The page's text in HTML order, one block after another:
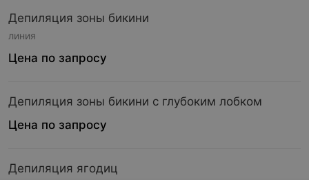
Депиляция зоны бикини
линия
Цена по запросу
Депиляция зоны бикини с глубоким лобком
Цена по запросу
Депиляция ягодиц